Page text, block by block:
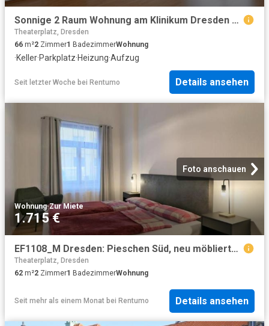
Sonnige 2 Raum Wohnung am Klinikum Dresden Friedrichstadt mit PKW Stellplatz
Theaterplatz, Dresden
66 m²2 Zimmer1 BadezimmerWohnung
·Keller·Parkplatz·Heizung·Aufzug
Seit letzter Woche bei Rentumo Details ansehen
Foto anschauen
Wohnung·Zur Miete
1.715 €
EF1108_M Dresden: Pieschen Süd, neu möblierte 2 Zimmer Wohnung im Hochparterre, Reinigungsservice inklusive
Theaterplatz, Dresden
62 m²2 Zimmer1 BadezimmerWohnung
Seit mehr als einem Monat bei Rentumo Details ansehen